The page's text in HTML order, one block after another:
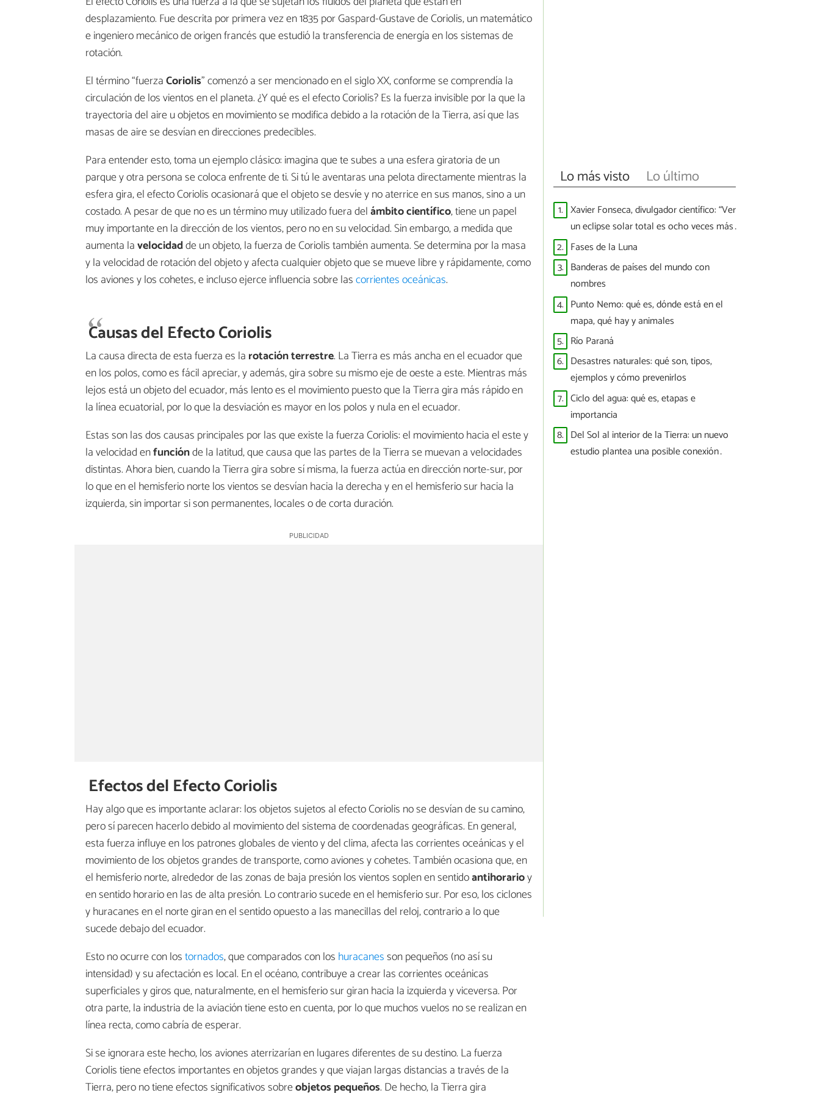
desplazamiento. Fue descrita por primera vez en 1835 por Gaspard-Gustave de Coriolis, un matemático
e ingeniero mecánico de origen francés que estudió la transferencia de energía en los sistemas de
rotación.
El término “fuerzaCoriolis” comenzó a ser mencionado en el siglo XX, conforme se comprendía la
circulación de los vientos en el planeta. ¿Y qué es el efecto Coriolis? Es la fuerza invisible por la que la
trayectoria del aire u objetos en movimiento se modifica debido a la rotación de la Tierra, así que las
masas de aire se desvían en direcciones predecibles.
Para entender esto, toma un ejemplo clásico: imagina que te subes a una esfera giratoria de un
parque y otra persona se coloca enfrente de ti. Si tú le aventaras una pelota directamente mientras la
esfera gira, el efecto Coriolis ocasionará que el objeto se desvíe y no aterrice en sus manos, sino a un
costado. A pesar de que no es un término muy utilizado fuera delámbitocientífico, tiene un papel
muy importante en la dirección de los vientos, pero no en su velocidad. Sin embargo, a medida que
aumenta lavelocidadde un objeto, la fuerza de Coriolis también aumenta. Se determina por la masa
y la velocidad de rotación del objeto y afecta cualquier objeto que se mueve libre y rápidamente, como
los aviones y los cohetes, e incluso ejerce influencia sobre lascorrientes oceánicas.
Causas del Efecto Coriolis
La causa directa de esta fuerza es la rotaciónterrestre. La Tierra es más ancha en el ecuador que
en los polos, como es fácil apreciar, y además, gira sobre su mismo eje de oeste a este. Mientras más
lejos está un objeto del ecuador, más lento es el movimiento puesto que la Tierra gira más rápido en
la línea ecuatorial, por lo que la desviación es mayor en los polos y nula en el ecuador.
Estas son las dos causas principales por las que existe la fuerza Coriolis: el movimiento hacia el este y
la velocidad enfunciónde la latitud, que causa que las partes de la Tierra se muevan a velocidades
distintas. Ahora bien, cuando la Tierra gira sobre sí misma, la fuerza actúa en dirección norte-sur, por
lo que en el hemisferio norte los vientos se desvían hacia la derecha y en el hemisferio sur hacia la
izquierda, sin importar si son permanentes, locales o de corta duración.
Efectos del Efecto Coriolis
Hay algo que es importante aclarar: los objetos sujetos al efecto Coriolis no se desvían de su camino,
pero sí parecen hacerlo debido al movimiento del sistema de coordenadas geográficas. En general,
esta fuerza influye en los patrones globales de viento y del clima, afecta las corrientes oceánicas y el
movimiento de los objetos grandes de transporte, como aviones y cohetes. También ocasiona que, en
el hemisferio norte, alrededor de las zonas de baja presión los vientos soplen en sentidoantihorarioy
en sentido horario en las de alta presión. Lo contrario sucede en el hemisferio sur. Por eso, los ciclones
y huracanes en el norte giran en el sentido opuesto a las manecillas del reloj, contrario a lo que
sucede debajo del ecuador.
Esto no ocurre con lostornados, que comparados con los huracanesson pequeños (no así su
intensidad) y su afectación es local. En el océano, contribuye a crear las corrientes oceánicas
superficiales y giros que, naturalmente, en el hemisferio sur giran hacia la izquierda y viceversa. Por
otra parte, la industria de la aviación tiene esto en cuenta, por lo que muchos vuelos no se realizan en
línea recta, como cabría de esperar.
Si se ignorara este hecho, los aviones aterrizarían en lugares diferentes de su destino. La fuerza
Coriolis tiene efectos importantes en objetos grandes y que viajan largas distancias a través de la
Tierra, pero no tiene efectos significativos sobreobjetos pequeños. De hecho, la Tierra gira
Lo más visto Lo último
1. Xavier Fonseca, divulgador científico: “Ver
un eclipse solar total es ocho veces más
difícil que ver a España ganar un Mundial”
2. Fases de la Luna
3. Banderas de países del mundo con
nombres
4. Punto Nemo: qué es, dónde está en el
mapa, qué hay y animales
5. Río Paraná
6. Desastres naturales: qué son, tipos,
ejemplos y cómo prevenirlos
7. Ciclo del agua: qué es, etapas e
importancia
8. Del Sol al interior de la Tierra: un nuevo
estudio plantea una posible conexión